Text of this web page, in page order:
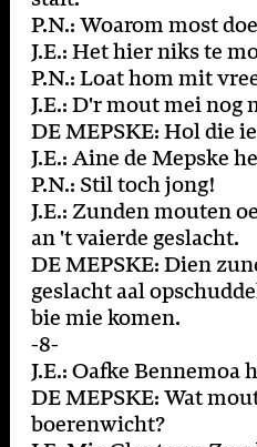
P.N.: Woarom most
J.E.: Het hier niks te
P.N.: Loat hom mit
J.E.: D'r mout mei nog
DE MEPSKE: Hol die
J.E.: Aine de Mepske
P.N.: Stil toch jong!
J.E.: Zunden mouten
an 't vaierde geslacht.
DE MEPSKE: Dien
geslacht aal
bie mie komen.
-8-
J.E.: Oafke Bennemoa
DE MEPSKE: Wat
boerenwicht?